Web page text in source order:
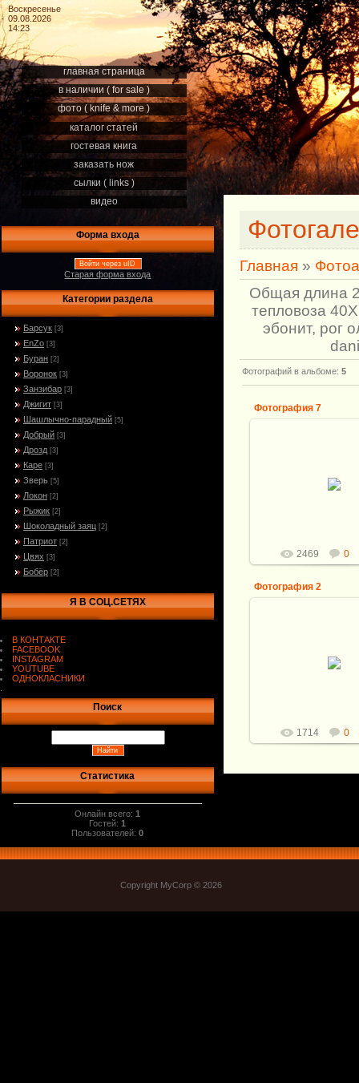
Воскресенье
09.08.2026
14:23
главная страница
в наличии ( for sale )
фото ( knife & more )
каталог статей
гостевая книга
заказать нож
сылки ( links )
видео
Форма входа
Войти через uID
Старая форма входа
Категории раздела
Барсук [3]
EnZo [3]
Буран [2]
Воронок [3]
Занзибар [3]
Джигит [3]
Шашлычно-парадный [5]
Добрый [3]
Дрозд [3]
Каре [3]
Зверь [5]
Локон [2]
Рыжик [2]
Шоколадный заяц [2]
Патриот [2]
Цвях [3]
Бобёр [2]
Я В СОЦ.СЕТЯХ
В КОНТАКТЕ
FACEBOOK
INSTAGRAM
YOUTUBE
ОДНОКЛАСНИКИ
Поиск
Статистика
Онлайн всего:1
Гостей:1
Пользователей:0
Главная »
Общая длина
тепловоза
эбонит, рог
Фотографий в альбоме: 5
Фотография 7
клапан с
2469 0
Фотография 2
клапан с
1714 0
Copyright MyCorp © 2026